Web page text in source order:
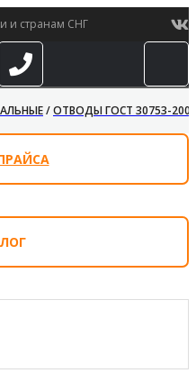
и странам СНГ
/ОТВОДЫ ГОСТ 30753-